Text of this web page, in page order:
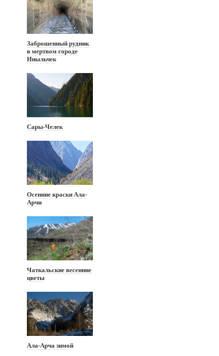
Заброшенный рудник
в мертвом городе
Иныльчек
Сары-Челек
Осенние краски Ала-
Арчи
Чаткальские весенние
цветы
Ала-Арча зимой